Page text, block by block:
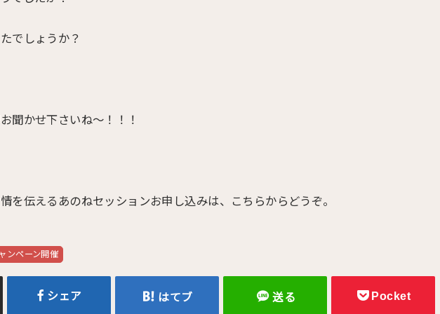
でしょうか？
聞かせ下さいね〜！！！
を伝えるあのねセッションお申し込みは、こちらからどうぞ。
ンペーン開催
シェア はてブ 送る Pocket